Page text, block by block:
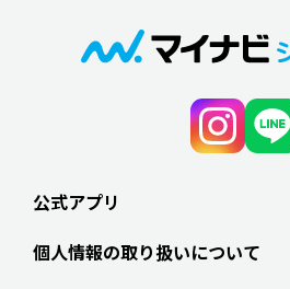
公式アプリ
個人情報の取り扱いについて